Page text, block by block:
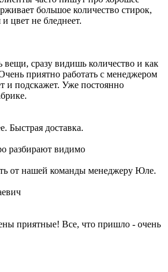
большое количество стирок,
цвет не бледнеет.
вещи, сразу видишь количество и как
приятно работать с менеджером
и подскажет. Уже постоянно
Быстрая доставка.
разбирают видимо
от нашей команды менеджеру Юле.
приятные! Все, что пришло - очень